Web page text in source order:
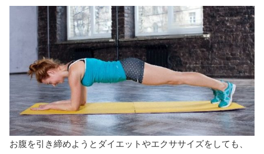
お腹を引き締めようとダイエットやエクササイズをしても、